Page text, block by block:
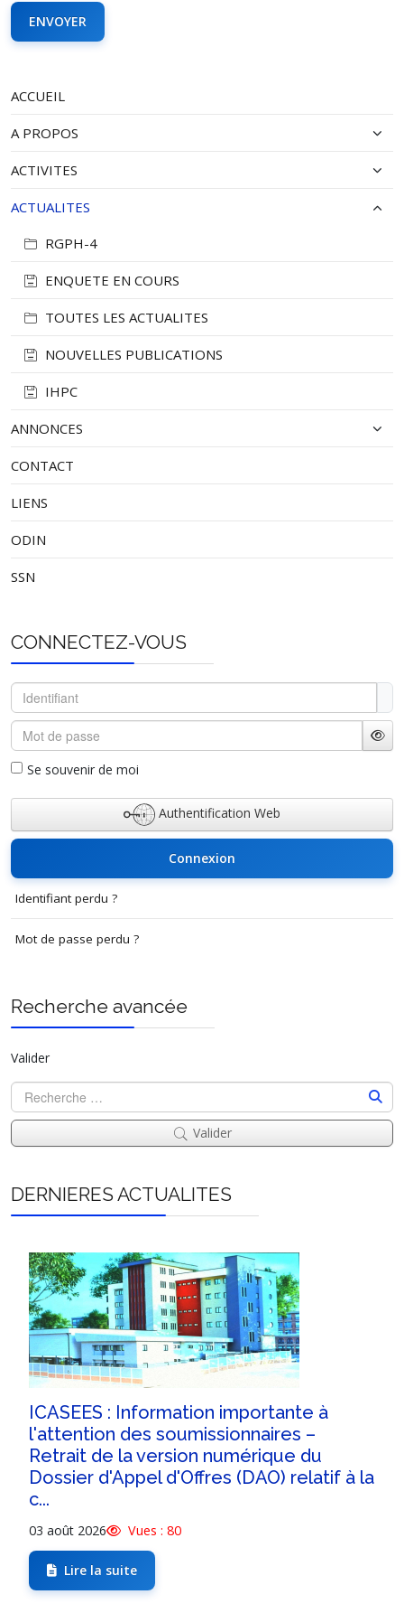
ACCUEIL
A PROPOS
ACTIVITES
ACTUALITES
RGPH-4
ENQUETE EN COURS
TOUTES LES ACTUALITES
NOUVELLES PUBLICATIONS
IHPC
ANNONCES
CONTACT
LIENS
ODIN
SSN
CONNECTEZ-VOUS
Identifiant
Mot de passe
Se souvenir de moi
Authentification Web
Connexion
Identifiant perdu ?
Mot de passe perdu ?
Recherche avancée
Valider
Valider
DERNIERES ACTUALITES
ICASEES : Information importante à
l'attention des soumissionnaires –
Retrait de la version numérique du
Dossier d'Appel d'Offres (DAO) relatif à la
c...
03 août 2026 Vues : 80
Lire la suite